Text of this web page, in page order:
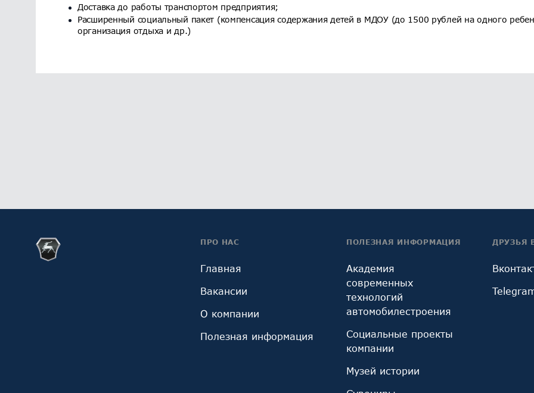
Доставка до работы транспортом предприятия;
Расширенный социальный пакет (компенсация содержания детей в МДОУ (до 1500 рублей на одного
организация отдыха и др.)
ПРО НАС
Главная
Вакансии
О компании
Полезная информация
ПОЛЕЗНАЯ ИНФОРМАЦИЯ
Академия
современных
технологий
автомобилестроения
Социальные проекты
компании
Музей истории
ДРУЗЬЯ